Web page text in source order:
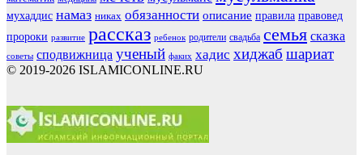
мухаддис намаз никах обязанности описание правила правовед
пророки развитие рассказ ребенок родители свадьба семья сказка
советы сподвижница ученый факих хадис хиджаб шариат
© 2019-2026 ISLAMICONLINE.RU